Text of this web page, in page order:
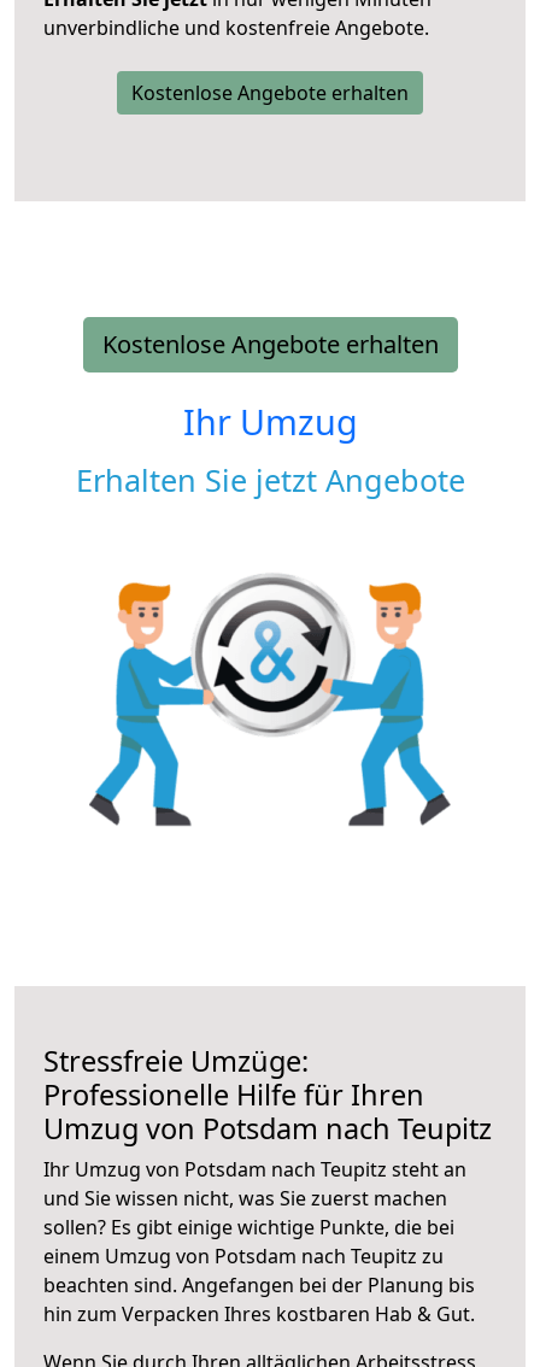
unverbindliche und kostenfreie Angebote.
Kostenlose Angebote erhalten
Kostenlose Angebote erhalten
Ihr Umzug
Erhalten Sie jetzt Angebote
Stressfreie Umzüge:
Professionelle Hilfe für Ihren
Umzug von Potsdam nach Teupitz
Ihr Umzug von Potsdam nach Teupitz steht an
und Sie wissen nicht, was Sie zuerst machen
sollen? Es gibt einige wichtige Punkte, die bei
einem Umzug von Potsdam nach Teupitz zu
beachten sind. Angefangen bei der Planung bis
hin zum Verpacken Ihres kostbaren Hab & Gut.